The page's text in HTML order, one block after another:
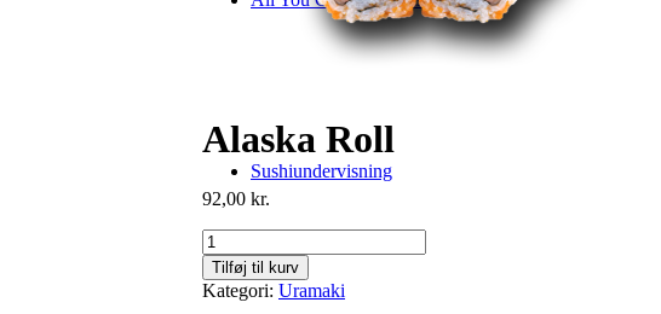
Sushiundervisning
Alaska Roll
92,00 kr.
Alaska
Roll
antal
Tilføj til kurv
Kategori: Uramaki